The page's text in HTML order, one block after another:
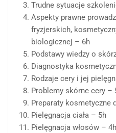
Trudne sytuacje
Aspekty prawne
fryzjerskich,
biologicznej – 6h
Podstawy wiedzy o
Diagnostyka
Rodzaje cery i jej
Problemy skórne cery –
Preparaty kosmetyczne
Pielęgnacja ciała – 5h
Pielęgnacja włosów – 4h